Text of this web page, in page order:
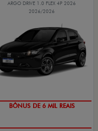
ARGO DRIVE 1.0 FLEX 4P 2026
2026/2026
BÔNUS DE 6 MIL REAIS